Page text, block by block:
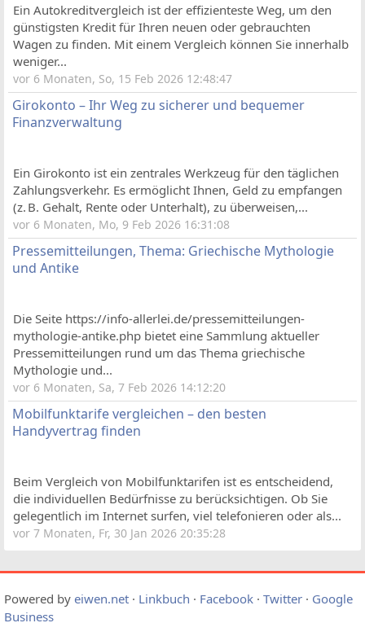
Ein Autokreditvergleich ist der effizienteste Weg, um den
günstigsten Kredit für Ihren neuen oder gebrauchten
Wagen zu finden. Mit einem Vergleich können Sie innerhalb
weniger...
vor 6 Monaten, So, 15 Feb 2026 12:48:47
Girokonto – Ihr Weg zu sicherer und bequemer
Finanzverwaltung
Ein Girokonto ist ein zentrales Werkzeug für den täglichen
Zahlungsverkehr. Es ermöglicht Ihnen, Geld zu empfangen
(z. B. Gehalt, Rente oder Unterhalt), zu überweisen,...
vor 6 Monaten, Mo, 9 Feb 2026 16:31:08
Pressemitteilungen, Thema: Griechische Mythologie
und Antike
Die Seite https://info-allerlei.de/pressemitteilungen-
mythologie-antike.php bietet eine Sammlung aktueller
Pressemitteilungen rund um das Thema griechische
Mythologie und...
vor 6 Monaten, Sa, 7 Feb 2026 14:12:20
Mobilfunktarife vergleichen – den besten
Handyvertrag finden
Beim Vergleich von Mobilfunktarifen ist es entscheidend,
die individuellen Bedürfnisse zu berücksichtigen. Ob Sie
gelegentlich im Internet surfen, viel telefonieren oder als...
vor 7 Monaten, Fr, 30 Jan 2026 20:35:28
Powered by eiwen.net · Linkbuch · Facebook · Twitter · Google
Business